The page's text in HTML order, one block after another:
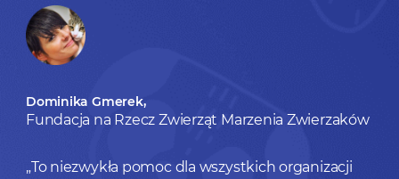
Dominika Gmerek,
Fundacja na Rzecz Zwierząt Marzenia Zwierzaków
„To niezwykła pomoc dla wszystkich organizacji